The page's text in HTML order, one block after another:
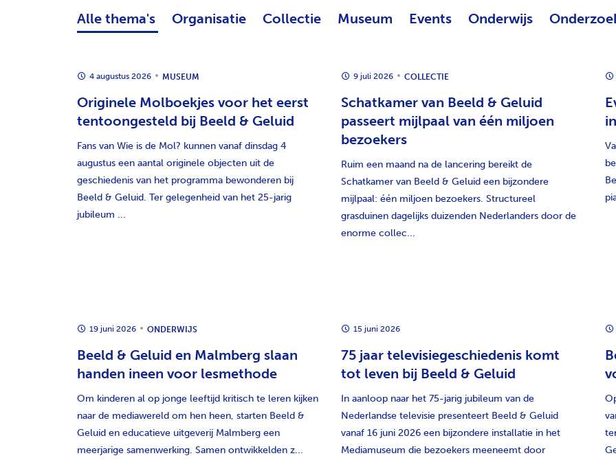
Organisatie Collectie Museum Events Onderwijs
4 augustus 2026 MUSEUM
Originele Molboekjes voor het eerst
tentoongesteld bij Beeld & Geluid
Fans van Wie is de Mol? kunnen vanaf dinsdag 4
augustus een aantal originele objecten uit de
geschiedenis van het programma bewonderen bij
Beeld & Geluid. Ter gelegenheid van het 25-jarig
jubileum ...
9 juli 2026 COLLECTIE
Schatkamer van Beeld & Geluid
passeert mijlpaal van één miljoen
bezoekers
Ruim een maand na de lancering bereikt de
Schatkamer van Beeld & Geluid een bijzondere
mijlpaal: één miljoen bezoekers. Structureel
grasduinen dagelijks duizenden Nederlanders door de
enorme collec...
19 juni 2026 ONDERWIJS
Beeld & Geluid en Malmberg slaan
handen ineen voor lesmethode
Om kinderen al op jonge leeftijd kritisch te leren kijken
naar de mediawereld om hen heen, starten Beeld &
Geluid en educatieve uitgeverij Malmberg een
meerjarige samenwerking. Samen ontwikkelden z...
15 juni 2026
75 jaar televisiegeschiedenis komt
tot leven bij Beeld & Geluid
In aanloop naar het 75-jarig jubileum van de
Nederlandse televisie presenteert Beeld & Geluid
vanaf 16 juni 2026 een bijzondere installatie in het
Mediamuseum die bezoekers meeneemt door